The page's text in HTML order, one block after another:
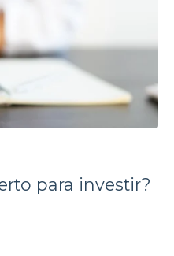
para investir?